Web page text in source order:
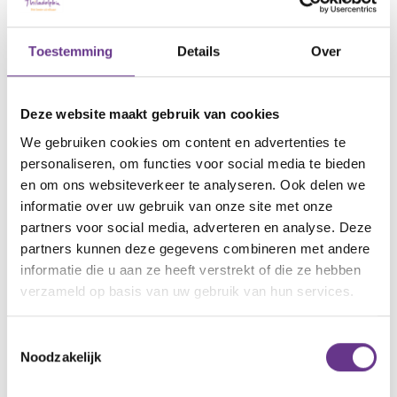
Toestemming Details Over
Deze website maakt gebruik van cookies
We gebruiken cookies om content en advertenties te
personaliseren, om functies voor social media te bieden
en om ons websiteverkeer te analyseren. Ook delen we
informatie over uw gebruik van onze site met onze
partners voor social media, adverteren en analyse. Deze
partners kunnen deze gegevens combineren met andere
informatie die u aan ze heeft verstrekt of die ze hebben
verzameld op basis van uw gebruik van hun services.
Noodzakelijk
voor een specialist die deze diagnose kan stellen.
Dat doet hij aan de hand van een uitgebreid
onderzoek.
Wat vind je van ditartikel?
Reacties
Alle reacties lezen?
Log inen lees reacties van anderen. Stel vragen